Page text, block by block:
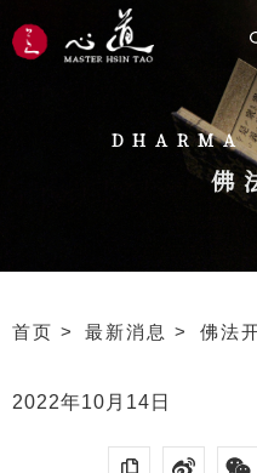
DHARMA
佛
首页 最新消息 佛法
2022年10月14日